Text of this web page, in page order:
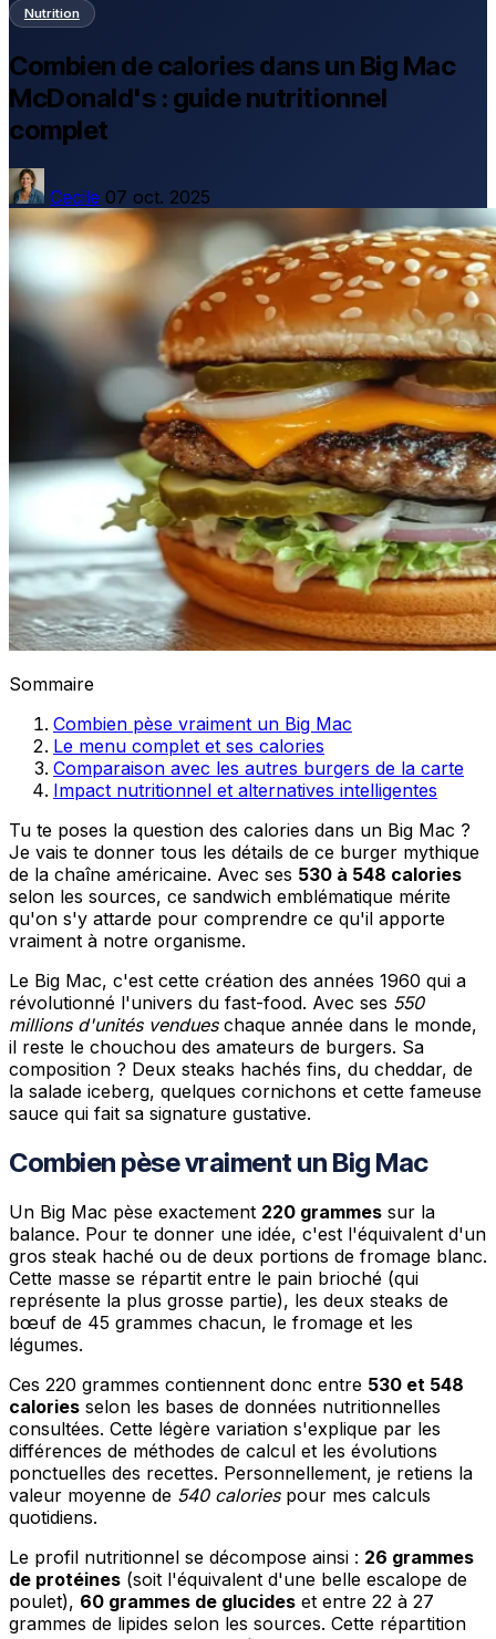
Nutrition
Combien de calories dans un Big Mac
McDonald's : guide nutritionnel
complet
Cecile 07 oct. 2025
Sommaire
Combien pèse vraiment un Big Mac
Le menu complet et ses calories
Comparaison avec les autres burgers de la carte
Impact nutritionnel et alternatives intelligentes
Tu te poses la question des calories dans un Big Mac ?
Je vais te donner tous les détails de ce burger mythique
de la chaîne américaine. Avec ses 530 à 548 calories
selon les sources, ce sandwich emblématique mérite
qu'on s'y attarde pour comprendre ce qu'il apporte
vraiment à notre organisme.
Le Big Mac, c'est cette création des années 1960 qui a
révolutionné l'univers du fast-food. Avec ses 550
millions d'unités vendueschaque année dans le monde,
il reste le chouchou des amateurs de burgers. Sa
composition ? Deux steaks hachés fins, du cheddar, de
la salade iceberg, quelques cornichons et cette fameuse
sauce qui fait sa signature gustative.
Combien pèse vraiment un Big Mac
Un Big Mac pèse exactement 220 grammes sur la
balance. Pour te donner une idée, c'est l'équivalent d'un
gros steak haché ou de deux portions de fromage blanc.
Cette masse se répartit entre le pain brioché (qui
représente la plus grosse partie), les deux steaks de
bœuf de 45 grammes chacun, le fromage et les
légumes.
Ces 220 grammes contiennent donc entre 530 et 548
calories selon les bases de données nutritionnelles
consultées. Cette légère variation s'explique par les
différences de méthodes de calcul et les évolutions
ponctuelles des recettes. Personnellement, je retiens la
valeur moyenne de 540 caloriespour mes calculs
quotidiens.
Le profil nutritionnel se décompose ainsi : 26 grammes
de protéines (soit l'équivalent d'une belle escalope de
poulet), 60 grammes de glucides et entre 22 à 27
grammes de lipides selon les sources. Cette répartition